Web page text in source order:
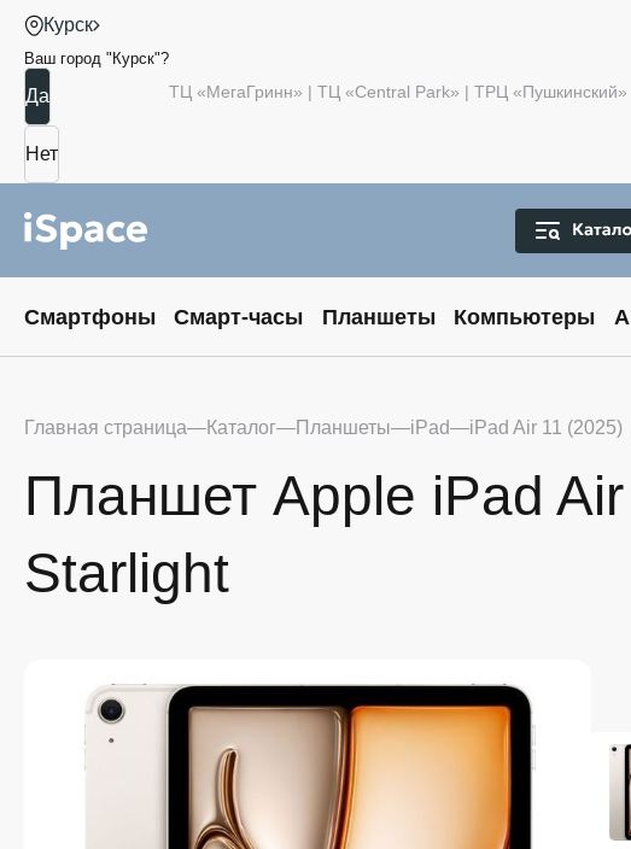
Курск
Ваш город " Курск"?
ТЦ «МегаГринн» | ТЦ «Central Park» | ТРЦ «Пушкинский»
Смартфоны Смарт-часы Планшеты Компьютеры
Главная страница Каталог Планшеты iPad iPad Air 11 (2025)
Планшет Apple iPad
Starlight